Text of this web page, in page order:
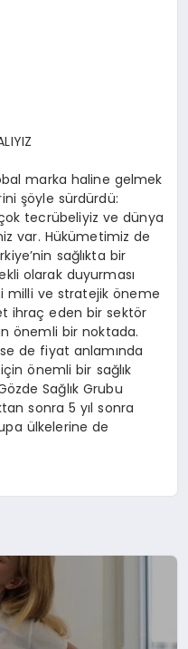
marka haline gelmek
şöyle sürdürdü:
tecrübeliyiz ve dünya
var. Hükümetimiz de
sağlıkta bir
olarak duyurması
milli ve stratejik öneme
ihraç eden bir sektör
önemli bir noktada.
de fiyat anlamında
önemli bir sağlık
Sağlık Grubu
sonra 5 yıl sonra
ülkelerine de